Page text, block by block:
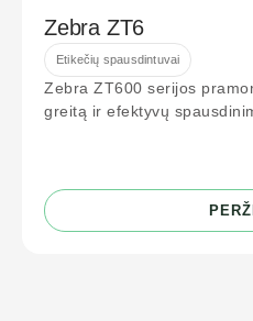
Zebra ZT6
Etikečių spausdintuvai
Zebra ZT600 serijos
greitą ir efektyvų